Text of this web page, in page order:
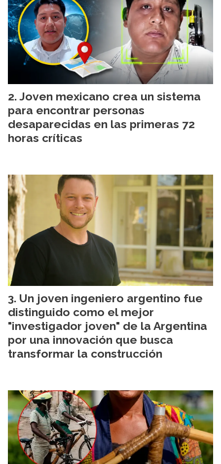
Joven mexicano crea un sistema
para encontrar personas
desaparecidas en las primeras 72
horas críticas
Un joven ingeniero argentino fue
distinguido como el mejor
"investigador joven" de la Argentina
por una innovación que busca
transformar la construcción